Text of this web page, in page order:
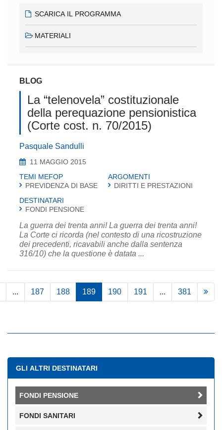
SCARICA IL PROGRAMMA
MATERIALI
BLOG
La “telenovela” costituzionale
della perequazione pensionistica
(Corte cost. n. 70/2015)
Pasquale Sandulli
11 MAGGIO 2015
TEMI MEFOP
PREVIDENZA DI BASE
ARGOMENTI
DIRITTI E PRESTAZIONI
DESTINATARI
FONDI PENSIONE
La guerra dei trenta anni! La guerra dei trenta anni!
La Corte ci ricorda (nel contesto di una ricostruzione
dei precedenti, ricavabili anche dalla sentenza
316/10) che la questione è datata ...
... 187 188 189 190 191 ... 381
GLI ALTRI DESTINATARI
FONDI PENSIONE
FONDI SANITARI